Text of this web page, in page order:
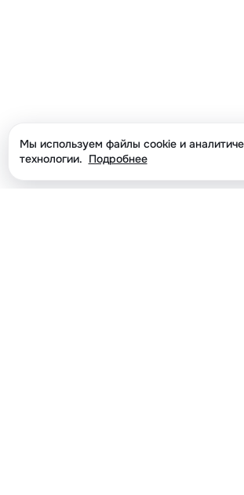
Мы используем файлы cookie и
технологии. Подробнее